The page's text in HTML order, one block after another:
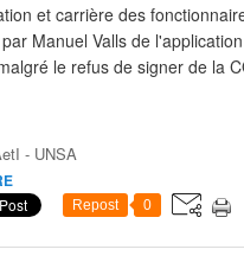
et carrière des
Manuel Valls de
le refus de signer de la
- UNSA
Repost 0